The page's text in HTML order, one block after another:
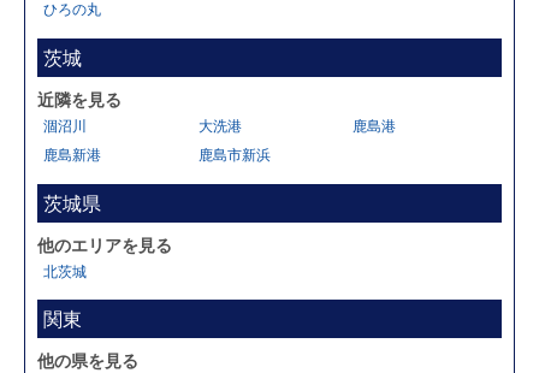
ひろの丸
茨城
近隣を見る
涸沼川 大洗港
鹿島港
鹿島新港
鹿島市新浜
茨城県
他のエリアを見る
北茨城
関東
他の県を見る